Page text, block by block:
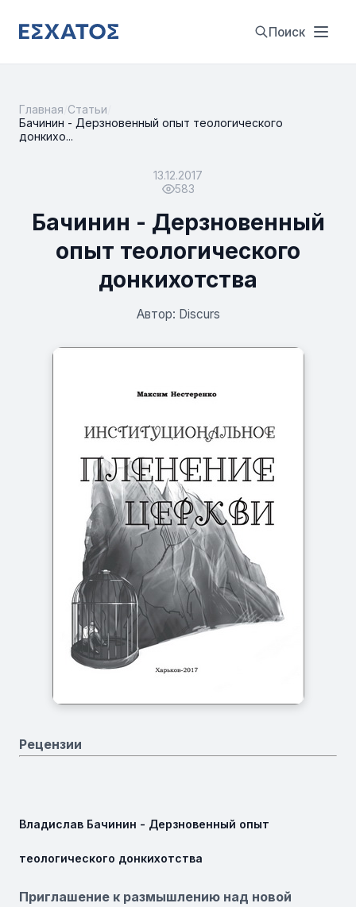
Поиск
Главная Статьи
Бачинин - Дерзновенный опыт теологического
донкихо...
13.12.2017
583
Бачинин - Дерзновенный
опыт теологического
донкихотства
Автор: Discurs
Рецензии
Владислав Бачинин - Дерзновенный опыт
теологического донкихотства
Приглашение к размышлению над новой